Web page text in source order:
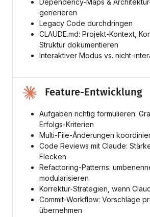
Dependency-Maps &
generieren
Legacy Code durchdringen
CLAUDE.md: Projekt-Kontext,
Struktur dokumentieren
Interaktiver Modus vs. nicht-
Feature-Entwicklung
Aufgaben richtig formulieren:
Erfolgs-Kriterien
Multi-File-Änderungen
Code Reviews mit Claude:
Flecken
Refactoring-Patterns:
modularisieren
Korrektur-Strategien, wenn
Commit-Workflow: Vorschläge
übernehmen